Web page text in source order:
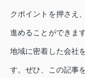
クポイントを押さえ
進めることができま
地域に密着した会社
す。ぜひ、この記事